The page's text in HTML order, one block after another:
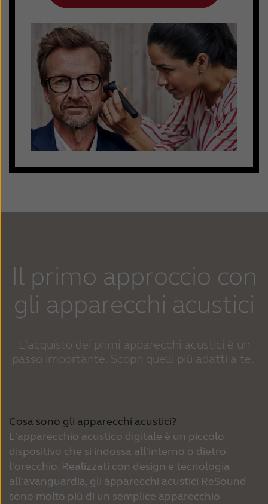
Il primo approccio con
gli apparecchi acustici
L'acquisto dei primi apparecchi acustici è un
passo importante. Scopri quelli più adatti a te.
Cosa sono gli apparecchi acustici?
L'apparecchio acustico digitale è un piccolo
dispositivo che si indossa all'interno o dietro
l'orecchio. Realizzati con design e tecnologia
all'avanguardia, gli apparecchi acustici ReSound
sono molto più di un semplice apparecchio